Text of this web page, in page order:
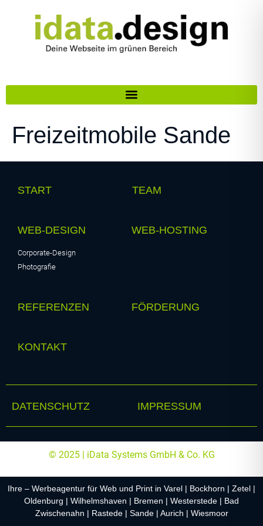
Freizeitmobile Sande
START TEAM
WEB-DESIGN
Corporate-Design
Photografie
WEB-HOSTING
REFERENZEN FÖRDERUNG
KONTAKT
DATENSCHUTZ IMPRESSUM
© 2025 | iData Systems GmbH & Co. KG
Ihre – Werbeagentur für Web und Print in Varel | Bockhorn | Zetel |
Oldenburg | Wilhelmshaven | Bremen | Westerstede | Bad
Zwischenahn | Rastede | Sande | Aurich | Wiesmoor